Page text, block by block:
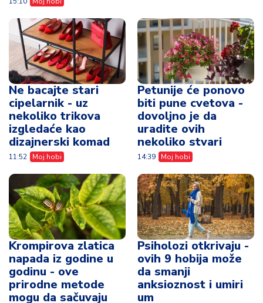
Ne bacajte stari
cipelarnik - uz
nekoliko trikova
izgledaće kao
dizajnerski komad
11:52 Moj hobi
Petunije će ponovo
biti pune cvetova -
dovoljno je da
uradite ovih
nekoliko stvari
14:39 Moj hobi
Krompirova zlatica
napada iz godine u
godinu - ove
prirodne metode
mogu da sačuvaju
Psiholozi otkrivaju -
ovih 9 hobija može
da smanji
anksioznost i umiri
um